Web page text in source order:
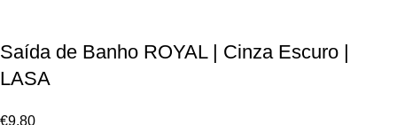
Saída de Banho ROYAL | Cinza Escuro |
LASA
€9.80